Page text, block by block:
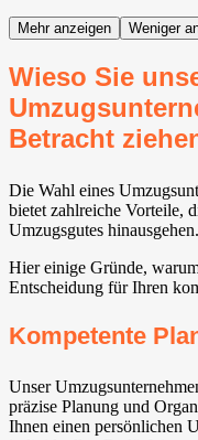
Mehr anzeigen Weniger
Wieso Sie
Betracht
Die Wahl eines
bietet zahlreiche Vorteile,
Umzugsgutes hinausgehen.
Hier einige Gründe,
Entscheidung für Ihren
Kompetente
Unser
präzise Planung und
Ihnen einen persönlichen